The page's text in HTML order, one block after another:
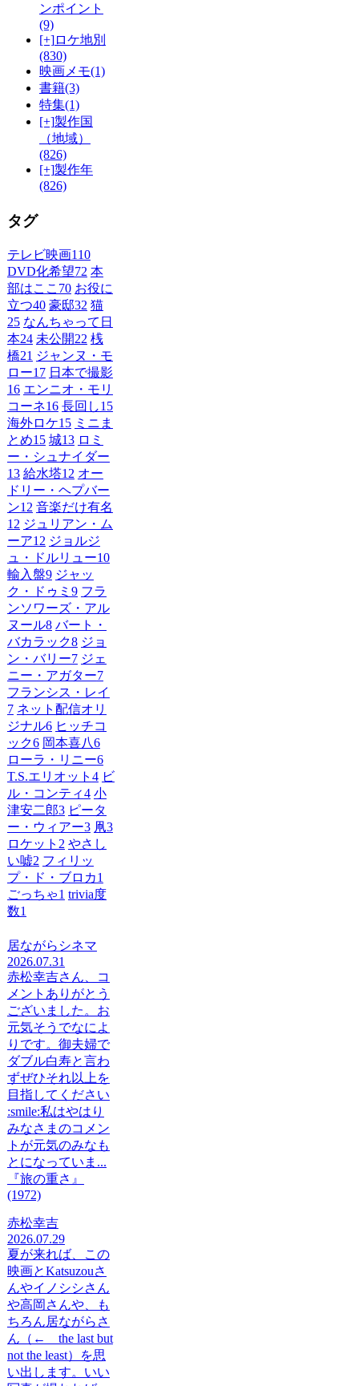
ンポイント
(9)
[+]ロケ地別
(830)
映画メモ(1)
書籍(3)
特集(1)
[+]製作国
（地域）
(826)
[+]製作年
(826)
タグ
テレビ映画110
DVD化希望72 本
部はここ 70 お役に
立つ40 豪邸32 猫
25 なんちゃって日
本24 未公開22 桟
橋21 ジャンヌ・モ
ロー17 日本で撮影
16 エンニオ・モリ
コーネ16 長回し15
海外ロケ15 ミニま
とめ15 城13 ロミ
ー・シュナイダー
13 給水塔12 オー
ドリー・ヘプバー
ン12 音楽だけ有名
12 ジュリアン・ム
ーア12 ジョルジ
ュ・ドルリュー10
輸入盤9 ジャッ
ク・ドゥミ 9 フラ
ンソワーズ・アル
ヌール8 バート・
バカラック8 ジョ
ン・バリー7 ジェ
ニー・アガター7
フランシス・レイ
7 ネット配信オリ
ジナル6 ヒッチコ
ック6 岡本喜八6
ローラ・リニー6
T.S.エリオット 4 ビ
ル・コンティ4 小
津安二郎3 ピータ
ー・ウィアー3 凧3
ロケット 2 やさし
い嘘2 フィリッ
プ・ド・ブロカ1
ごっちゃ1 trivia度
数1
居ながらシネマ
2026.07.31
赤松幸吉さん、コ
メントありがとう
ございました。お
元気そうでなによ
りです。御夫婦で
ダブル白寿と言わ
ずぜひそれ以上を
目指してください
:smile:私はやはり
みなさまのコメン
トが元気のみなも
とになっていま...
『旅の重さ』
(1972)
赤松幸吉
2026.07.29
夏が来れば、この
映画とKatsuzouさ
んやイノシシさん
や高岡さんや、も
ちろん居ながらさ
ん（← the last but
not the least）を思
い出します。いい